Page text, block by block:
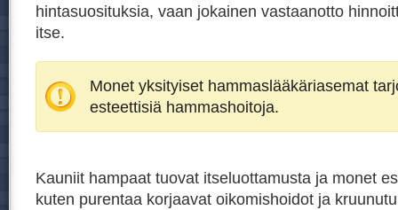
hintasuosituksia, vaan jokainen vastaanotto
itse.
Monet yksityiset hammaslääkäriasemat
esteettisiä hammashoitoja.
Kauniit hampaat tuovat itseluottamusta ja monet
kuten purentaa korjaavat oikomishoidot ja